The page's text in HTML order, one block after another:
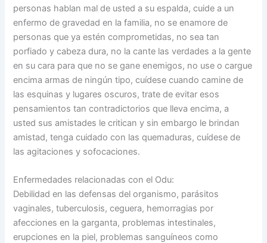
personas hablan mal de usted a su espalda, cuide a un
enfermo de gravedad en la familia, no se enamore de
personas que ya estén comprometidas, no sea tan
porfiado y cabeza dura, no la cante las verdades a la gente
en su cara para que no se gane enemigos, no use o cargue
encima armas de ningún tipo, cuídese cuando camine de
las esquinas y lugares oscuros, trate de evitar esos
pensamientos tan contradictorios que lleva encima, a
usted sus amistades le critican y sin embargo le brindan
amistad, tenga cuidado con las quemaduras, cuídese de
las agitaciones y sofocaciones.
Enfermedades relacionadas con el Odu:
Debilidad en las defensas del organismo, parásitos
vaginales, tuberculosis, ceguera, hemorragias por
afecciones en la garganta, problemas intestinales,
erupciones en la piel, problemas sanguíneos como